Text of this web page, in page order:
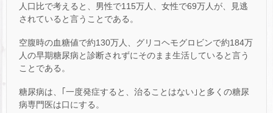
人口比で考えると、男性で115万人、女性で69万人が、見逃
されていると言うことである。
空腹時の血糖値で約130万人、グリコヘモグロビンで約184万
人の早期糖尿病と診断されずにそのまま生活していると言う
ことである。
糖尿病は、｢一度発症すると、治ることはない｣と多くの糖尿
病専門医は口にする。